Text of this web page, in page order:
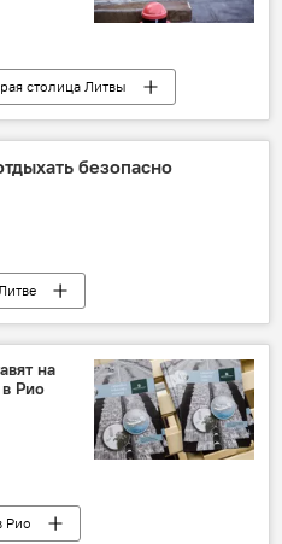
столица Литвы
безопасно
на
Рио
Рио